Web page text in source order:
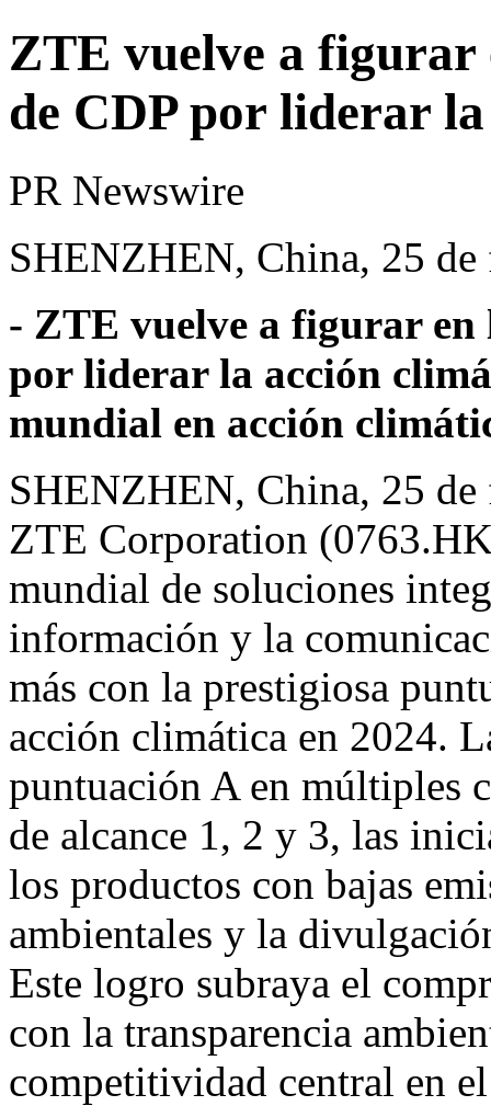
ZTE vuelve a figurar
de CDP por liderar
PR Newswire
SHENZHEN, China, 25 de
- ZTE vuelve a figurar en
por liderar la acción
mundial en acción
SHENZHEN, China, 25 de
ZTE Corporation
mundial de soluciones
información y la
más con la prestigiosa
acción climática en 2024.
puntuación A en múltiples
de alcance 1, 2 y 3, las
los productos con bajas
ambientales y la
Este logro subraya el
con la transparencia
competitividad central en